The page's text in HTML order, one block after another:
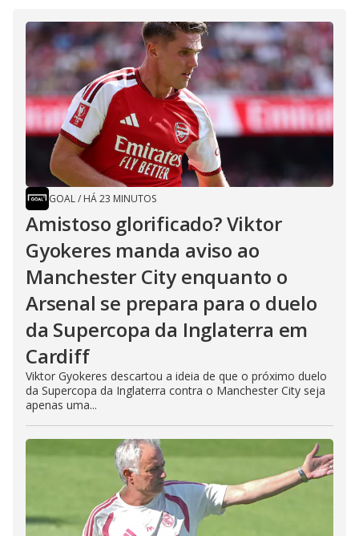
GOAL/ HÁ 23 MINUTOS
Amistoso glorificado? Viktor
Gyokeres manda aviso ao
Manchester City enquanto o
Arsenal se prepara para o duelo
da Supercopa da Inglaterra em
Cardiff
Viktor Gyokeres descartou a ideia de que o próximo duelo
da Supercopa da Inglaterra contra o Manchester City seja
apenas uma...